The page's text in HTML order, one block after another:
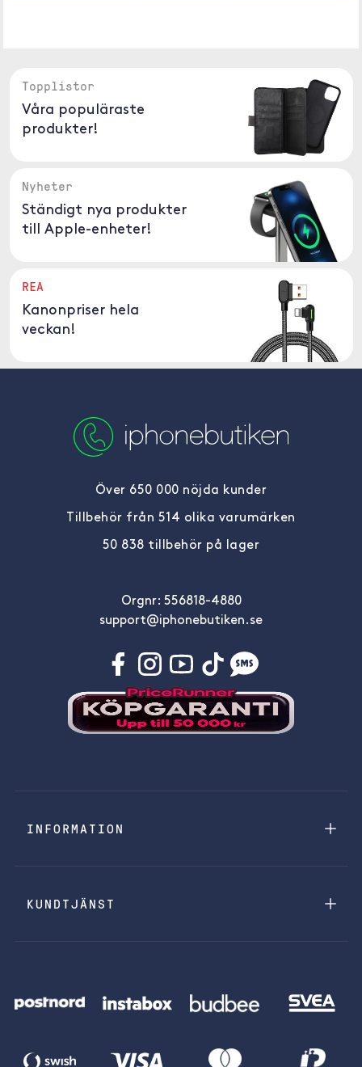
Topplistor
Våra populäraste
produkter!
Nyheter
Ständigt nya produkter
till Apple-enheter!
REA
Kanonpriser hela
veckan!
Över 650 000 nöjda kunder
Tillbehör från 514 olika varumärken
50 838 tillbehör på lager
Orgnr: 556818-4880
support@iphonebutiken.se
INFORMATION
KUNDTJÄNST